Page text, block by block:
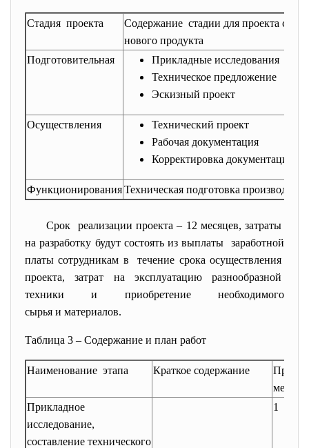
Стадия проекта
Содержание стадии для проекта
нового продукта
Подготовительная
Прикладные исследования
Техническое предложение
Эскизный проект
Осуществления
Технический проект
Рабочая документация
Корректировка документации
ФункционированияТехническая подготовка производства
Срок реализации проекта – 12 месяцев, затраты
на разработку будут состоять из выплаты заработной
платы сотрудникам в течение срока осуществления
проекта, затрат на эксплуатацию разнообразной
техники и приобретение необходимого
сырья и материалов.
Таблица 3 – Содержание и план работ
Наименование этапа Краткое содержание
мес.
Прикладное
исследование,
составление технического
1